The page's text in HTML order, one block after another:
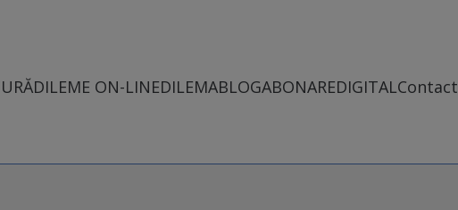
DILEME ON-LINEDILEMABLOGABONAREDIGITALContact